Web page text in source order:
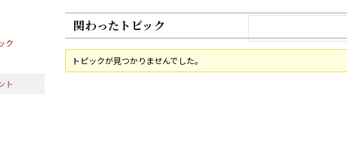
ク
ト
関わったトピック
トピックが見つかりませんでした。